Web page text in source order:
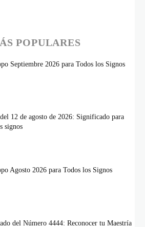
POPULARES
Septiembre 2026 para Todos los Signos
12 de agosto de 2026: Significado para
signos
Agosto 2026 para Todos los Signos
del Número 4444: Reconocer tu Maestría